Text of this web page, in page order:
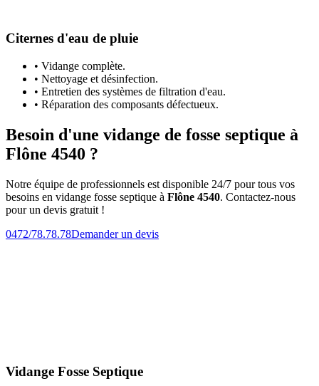
Citernes d'eau de pluie
• Vidange complète.
• Nettoyage et désinfection.
• Entretien des systèmes de filtration d'eau.
• Réparation des composants défectueux.
Besoin d'une vidange de fosse septique à
Flône 4540 ?
Notre équipe de professionnels est disponible 24/7 pour tous vos
besoins en vidange fosse septique à Flône 4540. Contactez-nous
pour un devis gratuit !
0472/78.78.78Demander un devis
Vidange Fosse Septique